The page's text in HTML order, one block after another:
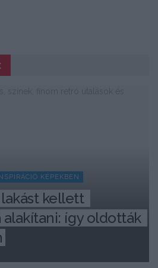
KÉPEKBEN
kellett
alakítani: így oldották